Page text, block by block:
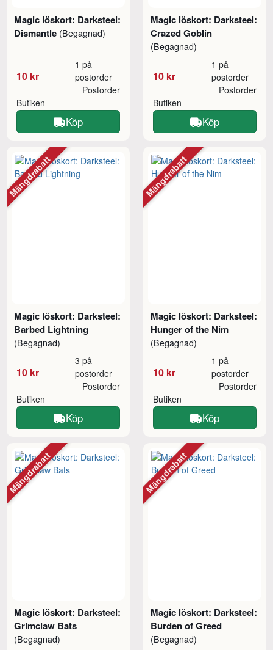
Magic löskort: Darksteel:
Dismantle (Begagnad)
10 kr
1 på
postorder
Butiken
Postorder
Köp
Magic löskort: Darksteel:
Crazed Goblin
(Begagnad)
10 kr
1 på
postorder
Butiken
Postorder
Köp
Magic löskort: Darksteel:
Barbed Lightning
(Begagnad)
10 kr
3 på
postorder
Butiken
Postorder
Köp
Mängdrabatt
Magic löskort: Darksteel:
Hunger of the Nim
(Begagnad)
10 kr
1 på
postorder
Butiken
Postorder
Köp
Mängdrabatt
Magic löskort: Darksteel:
Grimclaw Bats
(Begagnad)
Mängdrabatt
Magic löskort: Darksteel:
Burden of Greed
(Begagnad)
Mängdrabatt